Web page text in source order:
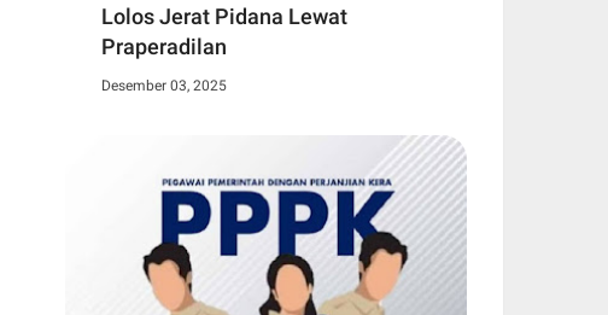
Lolos Jerat Pidana Lewat
Praperadilan
Desember 03, 2025